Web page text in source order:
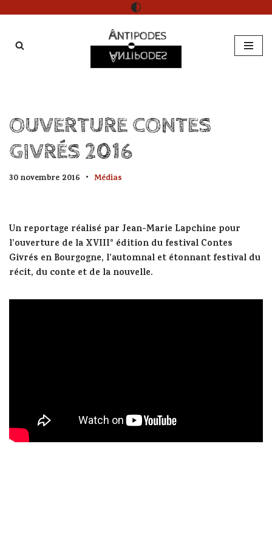
au
OUVERTURE CONTES
GIVRÉS 2016
30 novembre 2016 Médias
Un reportage réalisé par Jean-Marie Lapchine pour
l’ouverture de la XVIII° édition du festival Contes
Givrés en Bourgogne, l’automnal et étonnant festival du
récit, du conte et de la nouvelle.